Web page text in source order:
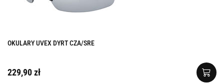
OKULARY UVEX DYRT CZA/SRE
229,90 zł